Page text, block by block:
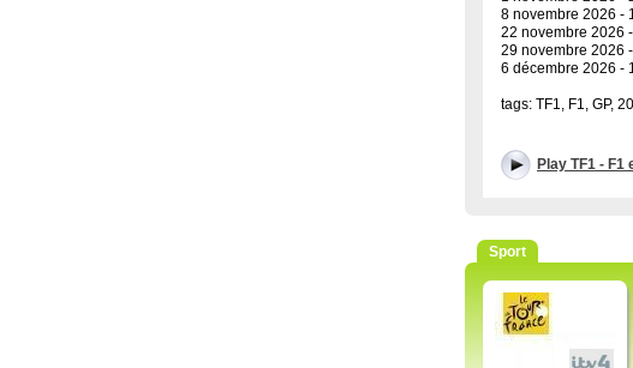
8 novembre 2026 -
22 novembre 2026
29 novembre 2026
6 décembre 2026 -
tags: TF1, F1, GP,
Play TF1 - F1
Sport